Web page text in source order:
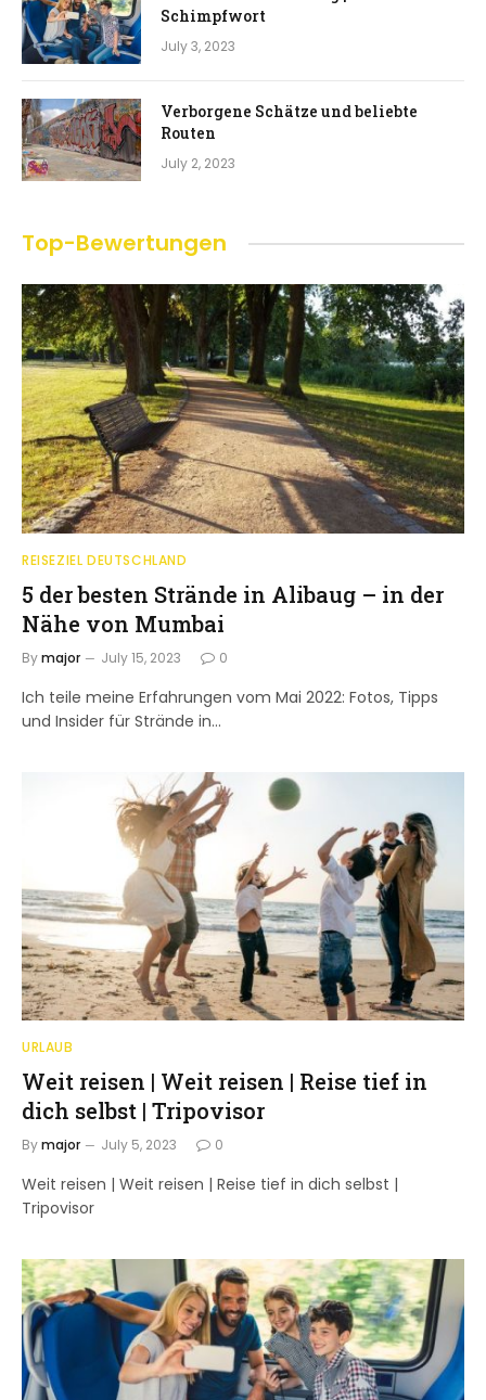
Schimpfwort
July 3, 2023
Verborgene Schätze und beliebte
Routen
July 2, 2023
Top-Bewertungen
REISEZIEL DEUTSCHLAND
5 der besten Strände in Alibaug – in der
Nähe von Mumbai
Bymajor July 15, 2023 0
Ich teile meine Erfahrungen vom Mai 2022: Fotos, Tipps
und Insider für Strände in…
URLAUB
Weit reisen | Weit reisen | Reise tief in
dich selbst | Tripovisor
Bymajor July 5, 2023 0
Weit reisen | Weit reisen | Reise tief in dich selbst |
Tripovisor